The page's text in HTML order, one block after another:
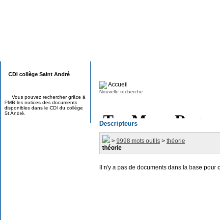
Accueil
Nouvelle recherche
Descripteurs
> 9998 mots outils > théorie
théorie
Il n'y a pas de documents dans la base pour
CDI collège Saint André
Vous pouvez rechercher grâce à
PMB les notices des documents
disponibles dans le CDI du collège
St André.